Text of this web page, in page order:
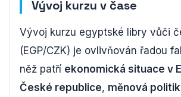
Vývoj kurzu v čase
Vývoj kurzu egyptské libry vůči
(EGP/CZK) je ovlivňován řadou
něž patří ekonomická situace v
České republice, měnová